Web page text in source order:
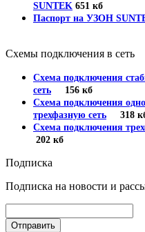
SUNTEK 651 кб
Паспорт на УЗОН
Схемы подключения в сеть
Схема подключения
сеть 156 кб
Схема подключения
трехфазную сеть 318
Схема подключения
202 кб
Подписка
Подписка на новости и